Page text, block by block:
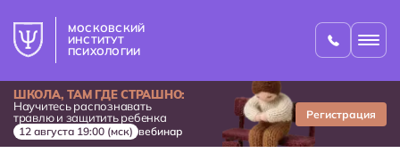
МОСКОВСКИЙ
ИНСТИТУТ
ПСИХОЛОГИИ
ШКОЛА, ТАМ ГДЕ СТРАШНО:
Научитесь распознавать
травлю и защитить ребенка
12 августа 19:00 (мск) вебинар
Регистрация